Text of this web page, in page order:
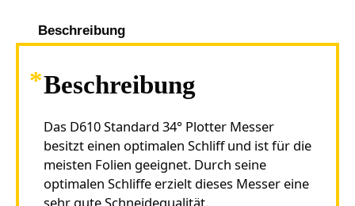
Beschreibung
Beschreibung
Das D610 Standard 34° Plotter Messer
besitzt einen optimalen Schliff und ist für die
meisten Folien geeignet. Durch seine
optimalen Schliffe erzielt dieses Messer eine
sehr gute Schneidequalität.